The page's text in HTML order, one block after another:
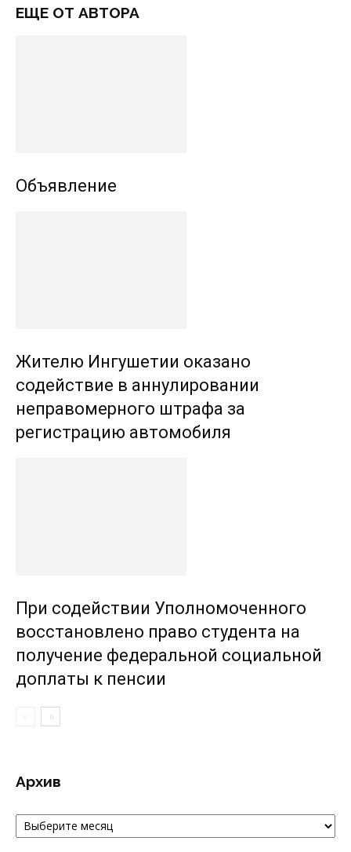
ЕЩЕ ОТ АВТОРА
Объявление
Жителю Ингушетии оказано
содействие в аннулировании
неправомерного штрафа за
регистрацию автомобиля
При содействии Уполномоченного
восстановлено право студента на
получение федеральной социальной
доплаты к пенсии
Архив
Архив